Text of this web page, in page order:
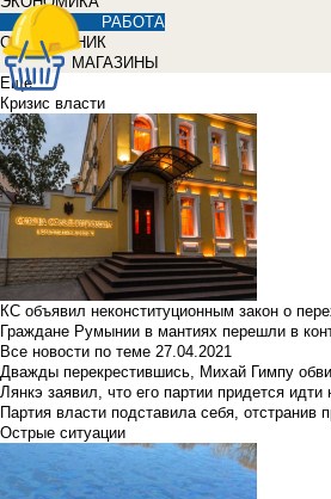
РАБОТА
СПРАВОЧНИК
МАГАЗИНЫ
Еще
Кризис власти
КС объявил неконституционным закон о
Граждане Румынии в мантиях перешли в
Все новости по теме 27.04.2021
Дважды перекрестившись, Михай Гимпу
Лянкэ заявил, что его партии придется
Партия власти подставила себя,
Острые ситуации